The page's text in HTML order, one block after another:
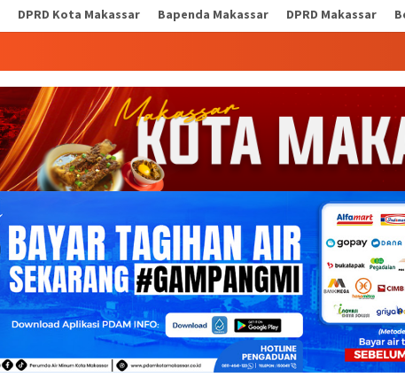
DPRD Kota Makassar Bapenda Makassar DPRD Makassar